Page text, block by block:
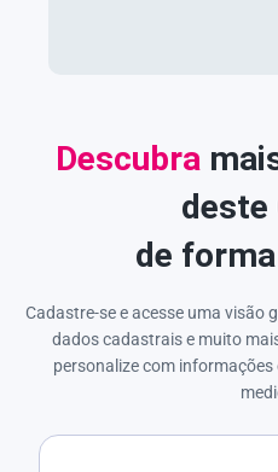
Descubra
deste
de
Cadastre-se e acesse uma visão
dados cadastrais e muito
personalize com